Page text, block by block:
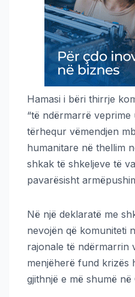
Hamasi i bëri thirrje
“të ndërmarrë veprime
tërhequr vëmendjen
humanitare në thellim
shkak të shkeljeve të
pavarësisht
Në një deklaratë me
nevojën që komuniteti
rajonale të ndërmarrin
menjëherë fund krizës
gjithnjë e më shumë në